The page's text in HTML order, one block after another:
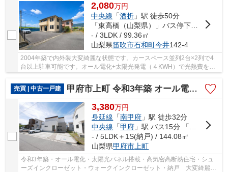
2,080万円
中央線 「酒折 」駅 徒歩50分
- / 3LDK / 99.36㎡
山梨県笛吹市石和町今井142-4
2004年築で内外装大変綺麗な状態です。カースペース並列2台×2列で4
台以上駐車可能です。オール電化+太陽光発電（４KWH）で光熱費を抑
売買 | 中古一戸建
甲府市上町 令和3年築 オール電化・パネル 車並列4台
3,380万円
身延線 「南甲府 」駅 徒歩32分
中央線 「甲府 」駅 バス15分 「古瀬スポーツ公園正門」 停歩14分
- / 5LDK＋1S(納戸) / 144.08㎡
山梨県甲府市 上町
令和3年築・オール電化・太陽光パネル搭載・高気密高断熱住宅・シュ
ーズインクローゼット・ウォークインクローゼット・納戸 大変綺麗な